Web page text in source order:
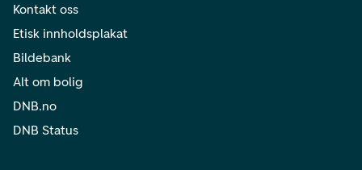
Kontakt oss
Etisk innholdsplakat
Bildebank
Alt om bolig
DNB.no
DNB Status